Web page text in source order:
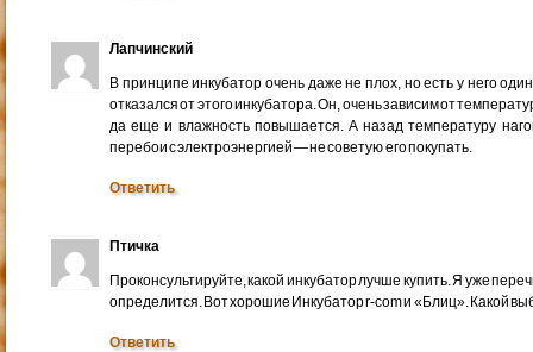
Лапчинский
В принципе инкубатор очень даже не плох, но есть у него
отказался от этого инкубатора. Он, очень зависим от
да еще и влажность повышается. А назад температуру
перебои с электроэнергией — не советую его покупать.
Ответить
Птичка
Проконсультируйте, какой инкубатор лучше купить. Я уже
определится. Вот хорошие Инкубатор r-com и «Блиц». Какой
Ответить